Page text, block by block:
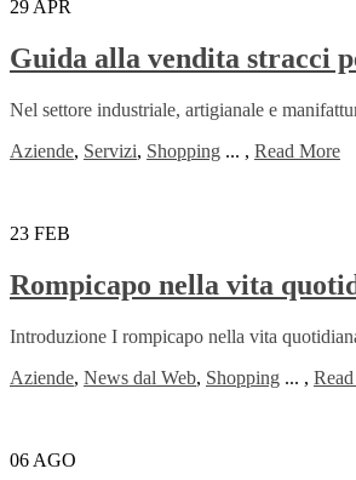
29 APR
Guida alla vendita stracci
Nel settore industriale, artigianale e
Aziende, Servizi, Shopping ... , Read More
23 FEB
Rompicapo nella vita
Introduzione I rompicapo nella vita
Aziende, News dal Web, Shopping ... ,
06 AGO